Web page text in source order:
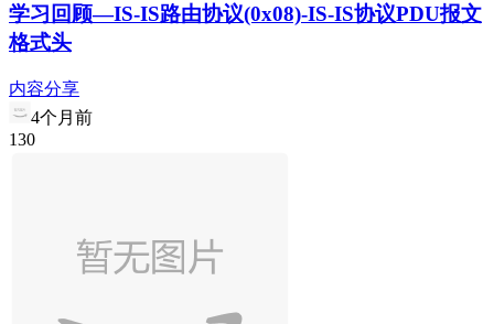
学习回顾—IS-IS路由协议(0x08)-IS-IS协议PDU报文
格式头
内容分享
4个月前
130